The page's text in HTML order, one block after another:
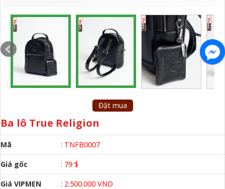
Đặt mua
Ba lô True Religion
Mã : TNFB0007
Giá gốc : 79 $
Giá VIPMEN : 2.500.000 VND